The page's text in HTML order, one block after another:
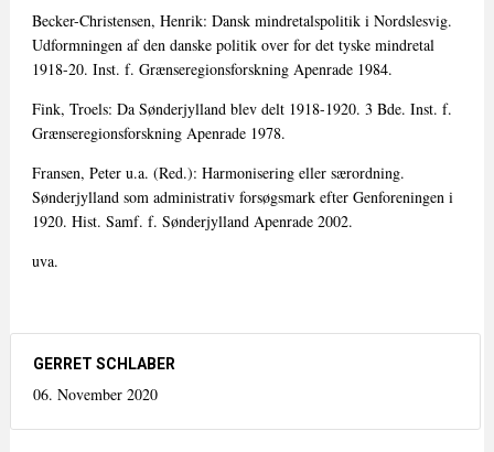
GERRET SCHLABER
06. November 2020
Becker-Christensen, Henrik: Dansk mindretalspolitik i Nordslesvig.
Udformningen af den danske politik over for det tyske mindretal
1918-20. Inst. f. Grænseregionsforskning Apenrade 1984.
Fink, Troels: Da Sønderjylland blev delt 1918-1920. 3 Bde. Inst. f.
Grænseregionsforskning Apenrade 1978.
Fransen, Peter u.a. (Red.): Harmonisering eller særordning.
Sønderjylland som administrativ forsøgsmark efter Genforeningen i
1920. Hist. Samf. f. Sønderjylland Apenrade 2002.
uva.